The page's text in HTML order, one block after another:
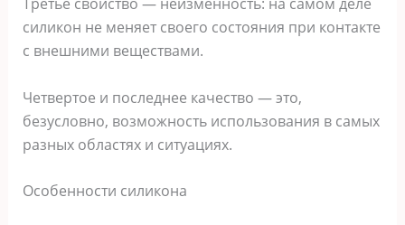
силикон не меняет своего состояния при контакте
с внешними веществами.
Четвертое и последнее качество — это,
безусловно, возможность использования в самых
разных областях и ситуациях.
Особенности силикона